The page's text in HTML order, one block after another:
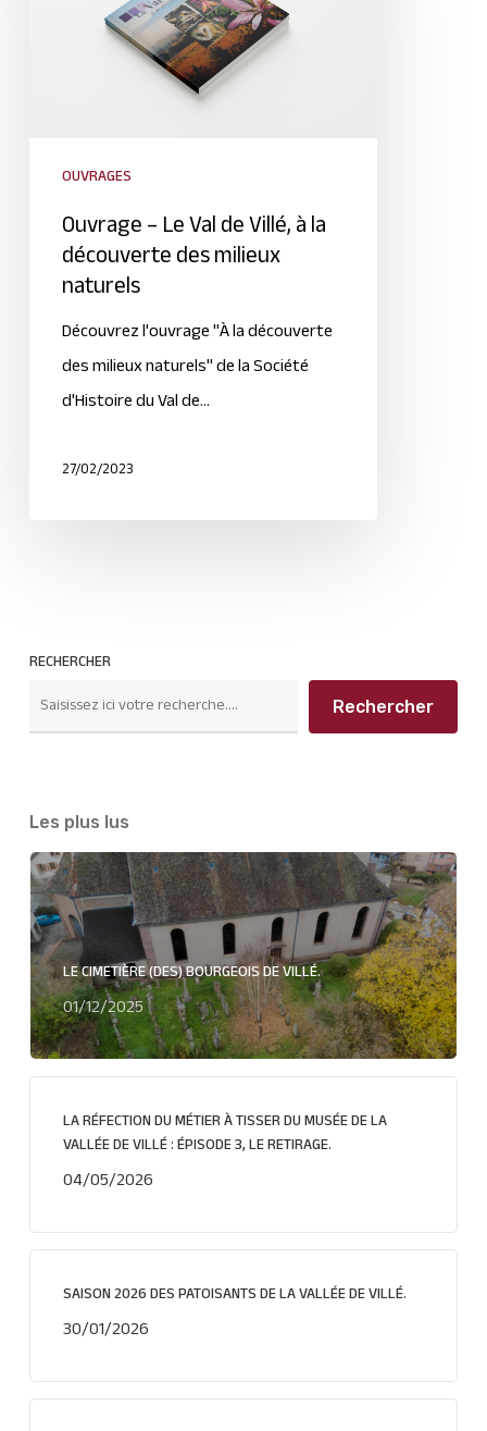
OUVRAGES
Ouvrage – Le Val de Villé, à la
découverte des milieux
naturels
Découvrez l'ouvrage "À la découverte
des milieux naturels" de la Société
d'Histoire du Val de…
27/02/2023
RECHERCHER
Rechercher
Les plus lus
LE CIMETIÈRE (DES) BOURGEOIS DE VILLÉ.
01/12/2025
LA RÉFECTION DU MÉTIER À TISSER DU MUSÉE DE LA
VALLÉE DE VILLÉ : ÉPISODE 3, LE RETIRAGE.
04/05/2026
SAISON 2026 DES PATOISANTS DE LA VALLÉE DE VILLÉ.
30/01/2026